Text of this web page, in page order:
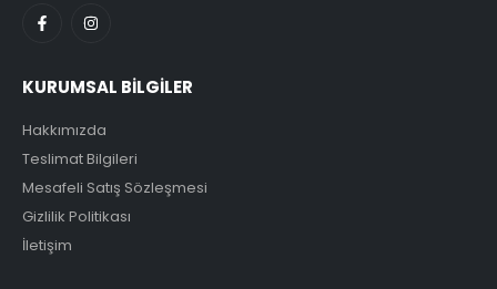
KURUMSAL BİLGİLER
Hakkımızda
Teslimat Bilgileri
Mesafeli Satış Sözleşmesi
Gizlilik Politikası
İletişim